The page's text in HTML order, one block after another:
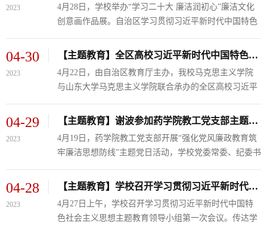
观看画展后强调，画展中所展出的书法作品和创意画不
仅具有艺术性、行业性，更结合了学校医学专业特色。
要积极倡导发挥好传统文化和廉洁文化育人作用，将画
展中的作品...
2023
4月28日，学校举办“学习二十大 廉洁润初心”廉洁文化
创意画作品展。自治区学习贯彻习近平新时代中国特色
育工委思政处副处长涂焕应，学校领导班子成员以及相
观看画展后强调，画展中所展出的书法作品和创意画不
仅具有艺术性、行业性，更结合了学校医学专业特色。
要积极倡导发挥好传统文化和廉洁文化育人作用，将画
展中的作品...
04-30
2023
【主题教育】全区高校习近平新时代中国特色社会主义思想银川论坛暨优质示范课送教走教展示活动举行
4月22日，由自治区教育厅主办，我校马克思主义学院
与山东大学马克思主义学院联合承办的全区高校习近平
教走教展示活动举办。学校党委常委、副校长刘志宏参
思主义学院负责人，全区高校“概论”课委会全体委员和
思政课教师代表参加活动。刘志宏在致辞中讲到，在全
党上下深入开展学习贯彻习近平新时代中国特色社会主
义思想主题教...
04-29
2023
【主题教育】谢波参加药学院教工党支部主题党日活动
4月19日，药学院教工党支部开展“强化党风廉政教育筑
牢廉洁思想防线”主题党日活动，学校党委常委、纪委书
部书记刘艳华主持。会议集体学习了习近平总书记在学
作会议上的重要讲话精神，观看了廉政警示教育片《永
远吹冲锋号》。支部党员讲授了“以案为鉴强教育 警钟
04-28
2023
【主题教育】学校召开学习贯彻习近平新时代中国特色社会主义思想主题教育领导小组第一次会议
4月27日上午，学校召开学习贯彻习近平新时代中国特
色社会主义思想主题教育领导小组第一次会议。传达学